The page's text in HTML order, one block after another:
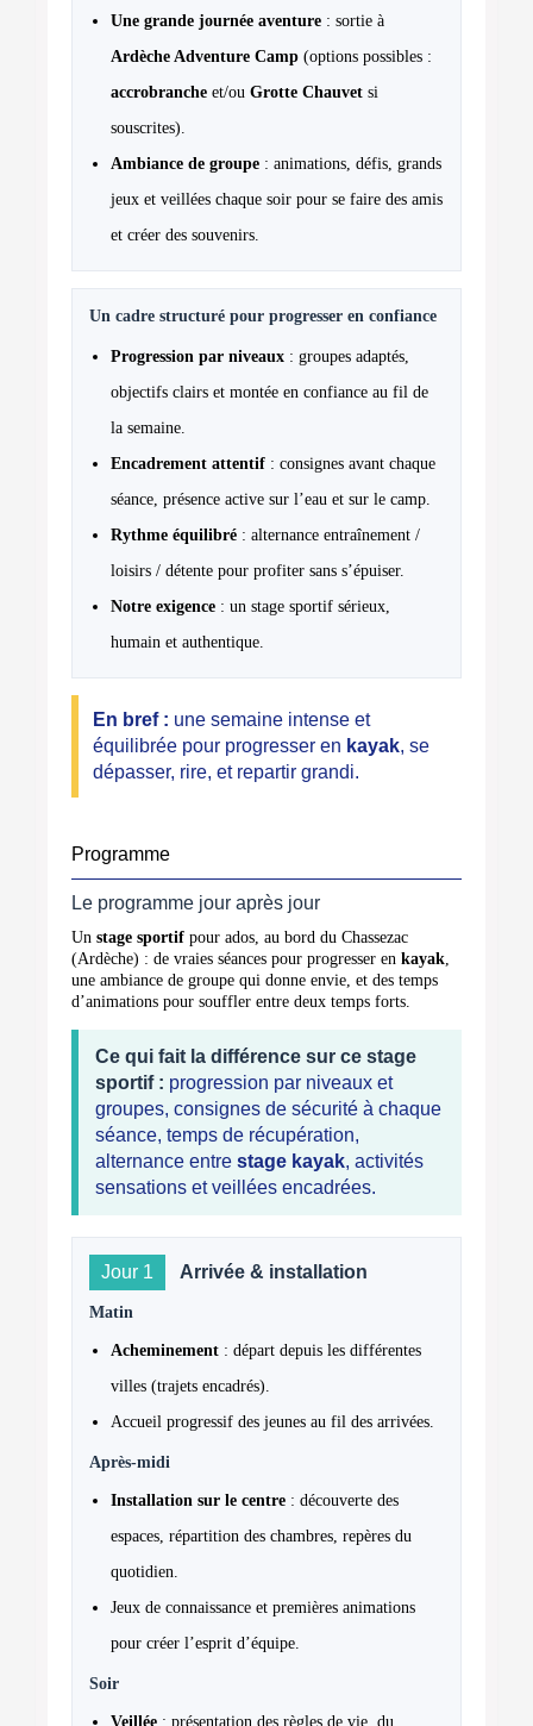
Une grande journée aventure : sortie à
Ardèche Adventure Camp (options possibles :
accrobranche et/ou Grotte Chauvet si
souscrites).
Ambiance de groupe : animations, défis, grands
jeux et veillées chaque soir pour se faire des amis
et créer des souvenirs.
Un cadre structuré pour progresser en confiance
Progression par niveaux : groupes adaptés,
objectifs clairs et montée en confiance au fil de
la semaine.
Encadrement attentif : consignes avant chaque
séance, présence active sur l’eau et sur le camp.
Rythme équilibré : alternance entraînement /
loisirs / détente pour profiter sans s’épuiser.
Notre exigence : un stage sportif sérieux,
humain et authentique.
En bref : une semaine intense et
équilibrée pour progresser en kayak, se
dépasser, rire, et repartir grandi.
Programme
Le programme jour après jour
Un stage sportif pour ados, au bord du Chassezac
(Ardèche) : de vraies séances pour progresser en kayak,
une ambiance de groupe qui donne envie, et des temps
d’animations pour souffler entre deux temps forts.
Ce qui fait la différence sur ce stage
sportif : progression par niveaux et
groupes, consignes de sécurité à chaque
séance, temps de récupération,
alternance entre stage kayak, activités
sensations et veillées encadrées.
Jour 1 Arrivée & installation
Matin
Acheminement : départ depuis les différentes
villes (trajets encadrés).
Accueil progressif des jeunes au fil des arrivées.
Après-midi
Installation sur le centre : découverte des
espaces, répartition des chambres, repères du
quotidien.
Jeux de connaissance et premières animations
pour créer l’esprit d’équipe.
Soir
Veillée : présentation des règles de vie, du